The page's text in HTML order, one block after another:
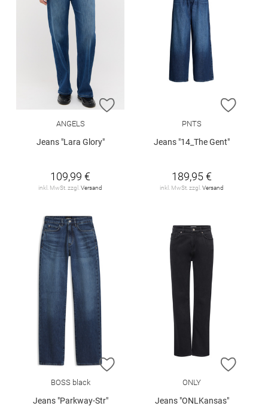
ZUR WUNSCHLISTE HINZUFÜGEN
ANGELS
Jeans "Lara Glory"
109,99 €
inkl. MwSt. zzgl. Versand
ZUR
PNTS
Jeans "14_The Gent"
189,95 €
inkl. MwSt. zzgl. Versand
ZUR WUNSCHLISTE HINZUFÜGEN
BOSS black
Jeans "Parkway-Str"
ZUR
ONLY
Jeans "ONLKansas"